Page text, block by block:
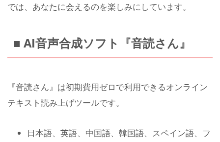
では、あなたに会えるのを楽しみにしています。
■ AI音声合成ソフト『音読さん』
『音読さん』は初期費用ゼロで利用できるオンライン
テキスト読み上げツールです。
日本語、英語、中国語、韓国語、スペイン語、フ